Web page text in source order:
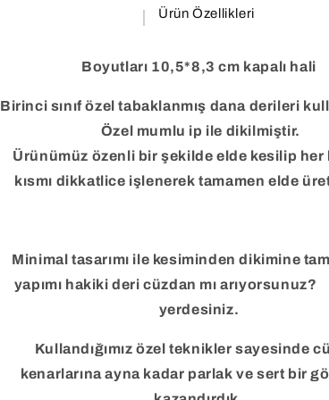
Ürün Özellikleri
Boyutları 10,5*8,3 cm kapalı hali
Birinci sınıf özel tabaklanmış dana derileri
Özel mumlu ip ile dikilmiştir.
Ürünümüz özenli bir şekilde elde kesilip her
kısmı dikkatlice işlenerek tamamen elde
Minimal tasarımı ile kesiminden dikimine
yapımı hakiki deri cüzdan mı
yerdesiniz.
Kullandığımız özel teknikler sayesinde
kenarlarına ayna kadar parlak ve sert bir